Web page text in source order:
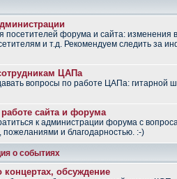
посетителей форума и сайта: изменения
и т.д. Рекомендуем следить за
ЦАПа
вопросы по работе ЦАПа: гитарной
сайта и форума
к администрации форума с
и благодарностью. :-)
о событиях
обсуждение